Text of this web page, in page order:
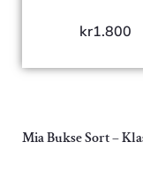
kr1.800
Mia Bukse Sort –